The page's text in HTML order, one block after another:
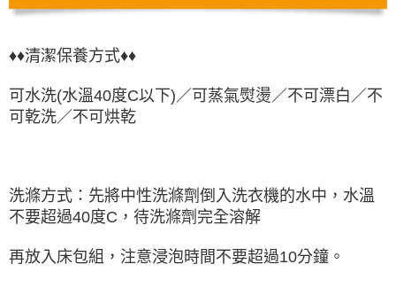
♦♦清潔保養方式♦♦
可水洗(水溫40度C以下)／可蒸氣熨燙／不可漂白／不
可乾洗／不可烘乾
洗滌方式：先將中性洗滌劑倒入洗衣機的水中，水溫
不要超過40度C，待洗滌劑完全溶解
再放入床包組，注意浸泡時間不要超過10分鐘。